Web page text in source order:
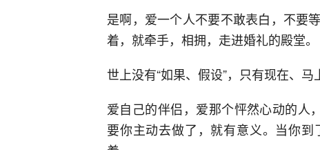
是啊，爱一个人不要不敢表白，不要
着，就牵手，相拥，走进婚礼的殿堂。
世上没有“如果、假设”，只有现在、马
爱自己的伴侣，爱那个怦然心动的人
要你主动去做了，就有意义。当你